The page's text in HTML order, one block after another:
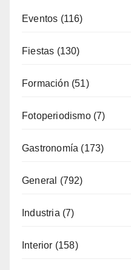
Eventos (116)
Fiestas (130)
Formación (51)
Fotoperiodismo(7)
Gastronomía (173)
General (792)
Industria (7)
Interior (158)